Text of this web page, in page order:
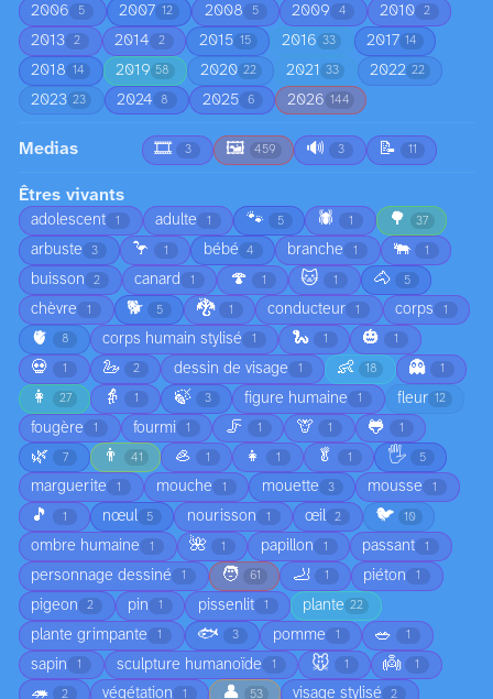
2006 5 2007 12 2008 5 2009 4 2010 2
2013 2 2014 2 2015 15 2016 33 2017 14
2018 14 2019 58 2020 22 2021 33 2022 22
2023 23 2024 8 2025 6 2026 144
Medias 🎞️ 3 🖼️ 459 🔊 3 📝 11
Êtres vivants
adolescent 1 adulte 1 🐾 5 🕷️ 1 🌳 37
arbuste 3 🦩 1 bébé 4 branche 1 🐃 1
buisson 2 canard 1 🍄 1 🐱 1 🐴 5
chèvre 1 🐕 5 🐉 1 conducteur 1 corps 1
🫀 8 corps humain stylisé 1 🐍 1 🎃 1
💀 1 🦢 2 dessin de visage 1 👶 18 👻 1
👩 27 👵 1 🍃 3 figure humaine 1 fleur 12
fougère 1 fourmi 1 🦵 1 🦒 1 🐸 1
🌿 7 👨 41 🦪 1 👧 1 🥬 1 🖐️ 5
marguerite 1 mouche 1 mouette 3 mousse 1
🎵 1 nœul 5 nourisson 1 œil 2 🐦 10
ombre humaine 1 🌺 1 papillon 1 passant 1
personnage dessiné 1 🧑 61 🦶 1 piéton 1
pigeon 2 pin 1 pissenlit 1 plante 22
plante grimpante 1 🐟 3 pomme 1 🥗 1
sapin 1 sculpture humanoïde 1 🐭 1 👼 1
🦔 2 végétation 1 👤 53 visage stylisé 2